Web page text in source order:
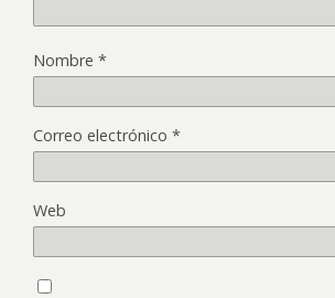
Nombre *
Correo electrónico *
Web